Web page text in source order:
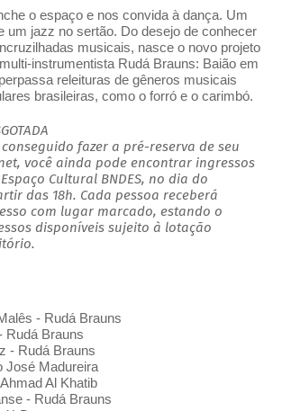
o espaço e nos convida à dança. Um
um jazz no sertão. Do desejo de conhecer
musicais, nasce o novo projeto
instrumentista Rudá Brauns: Baião em
releituras de gêneros musicais
brasileiras, como o forró e o carimbó.
fazer a pré-reserva de seu
você ainda pode encontrar ingressos
Cultural BNDES, no dia do
das 18h. Cada pessoa receberá
com lugar marcado, estando o
disponíveis sujeito à lotação
- Rudá Brauns
Rudá Brauns
- Rudá Brauns
José Madureira
Al Khatib
- Rudá Brauns